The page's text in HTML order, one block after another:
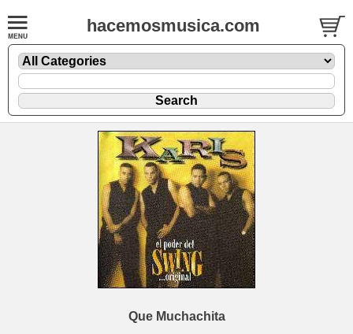
hacemosmusica.com
Que Muchachita